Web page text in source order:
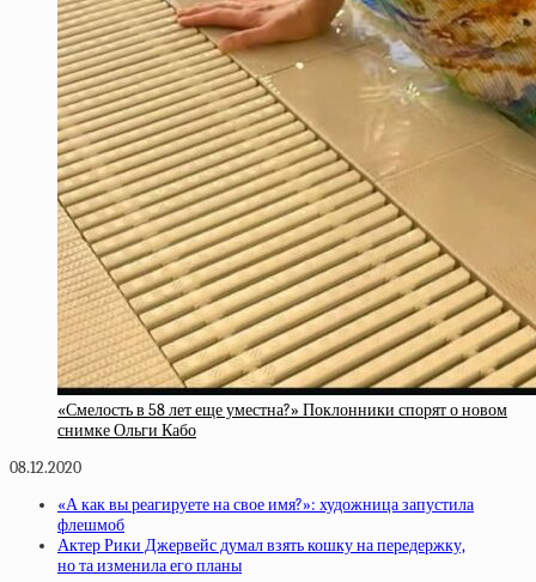
«Смелость в 58 лет еще уместна?» Поклонники спорят о новом
снимке Ольги Кабо
08.12.2020
«А как вы реагируете на свое имя?»: художница запустила
флешмоб
Актер Рики Джервейс думал взять кошку на передержку,
но та изменила его планы